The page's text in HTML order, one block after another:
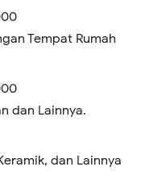
Tempat Rumah
dan Lainnya.
dan Lainnya